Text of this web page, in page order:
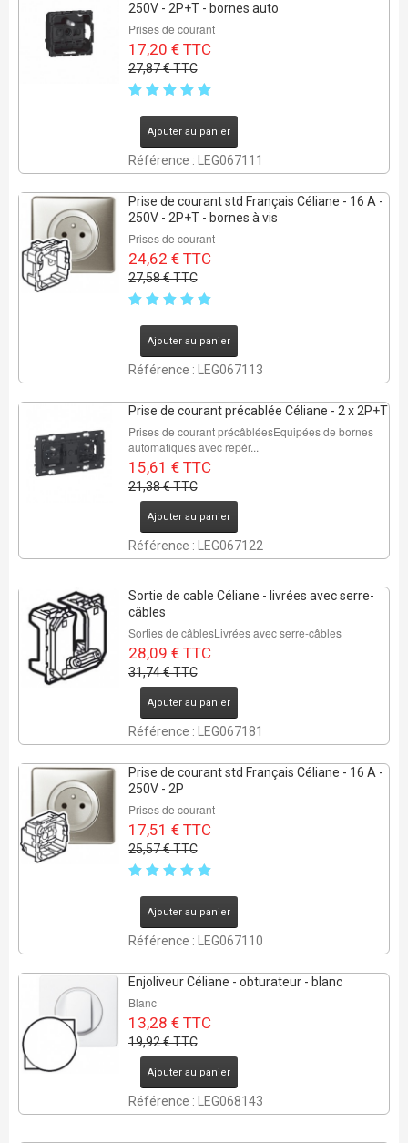
250V - 2P+T - bornes auto
Prises de courant
17,20 € TTC
27,87 € TTC
Ajouter au panier
Référence : LEG067111
Prise de courant std Français Céliane - 16 A -
250V - 2P+T - bornes à vis
Prises de courant
24,62 € TTC
27,58 € TTC
Ajouter au panier
Référence : LEG067113
Prise de courant précablée Céliane - 2 x 2P+T
Prises de courant précâbléesEquipées de bornes
automatiques avec repér...
15,61 € TTC
21,38 € TTC
Ajouter au panier
Référence : LEG067122
Sortie de cable Céliane - livrées avec serre-
câbles
Sorties de câblesLivrées avec serre-câbles
28,09 € TTC
31,74 € TTC
Ajouter au panier
Référence : LEG067181
Prise de courant std Français Céliane - 16 A -
250V - 2P
Prises de courant
17,51 € TTC
25,57 € TTC
Ajouter au panier
Référence : LEG067110
Enjoliveur Céliane - obturateur - blanc
Blanc
13,28 € TTC
19,92 € TTC
Ajouter au panier
Référence : LEG068143